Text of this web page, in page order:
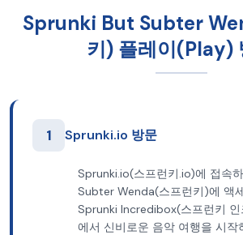
Sprunki But Subter
키) 플레이(Play)
1 Sprunki.io 방문
Sprunki.io(스프런키.io)에 접속
Subter Wenda(스프런키)에 액
Sprunki Incredibox(스프런키
에서 신비로운 음악 여행을 시작